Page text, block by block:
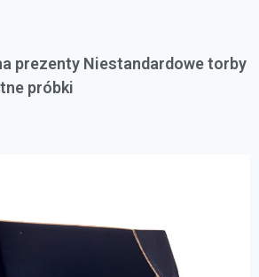
prezenty Niestandardowe torby
próbki